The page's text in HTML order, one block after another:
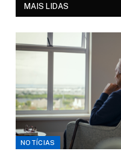
MAIS LIDAS
NOTÍCIAS